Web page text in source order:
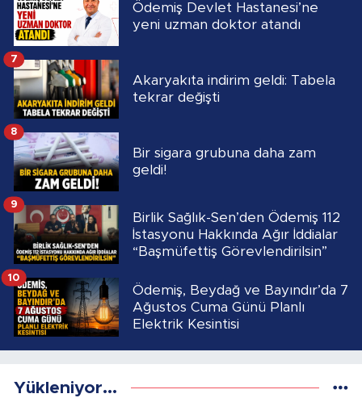
Ödemiş Devlet Hastanesi’ne
yeni uzman doktor atandı
Akaryakıta indirim geldi: Tabela
tekrar değişti
7
Bir sigara grubuna daha zam
geldi!
8
Birlik Sağlık-Sen’den Ödemiş 112
İstasyonu Hakkında Ağır İddialar
“Başmüfettiş Görevlendirilsin”
9
Ödemiş, Beydağ ve Bayındır’da 7
Ağustos Cuma Günü Planlı
Elektrik Kesintisi
10
Yükleniyor...